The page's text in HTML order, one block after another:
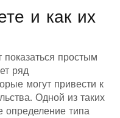
и как их
показаться простым
ряд
могут привести к
Одной из таких
определение типа